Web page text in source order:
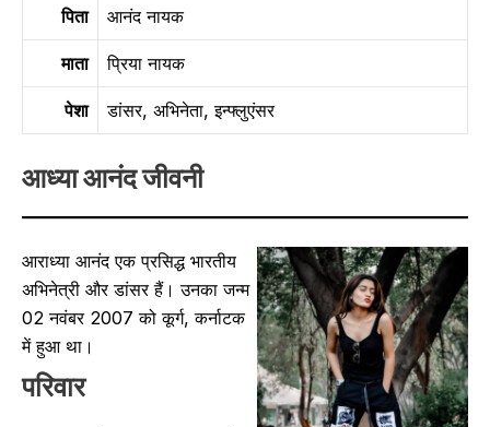
पिता आनंद नायक
माता प्रिया नायक
पेशा डांसर, अभिनेता, इन्फ्लुएंसर
आध्या आनंदजीवनी
आराध्या आनंद एक प्रसिद्ध भारतीय
अभिनेत्री और डांसर हैं। उनका जन्म
02 नवंबर 2007 को कूर्ग, कर्नाटक
में हुआ था।
परिवार